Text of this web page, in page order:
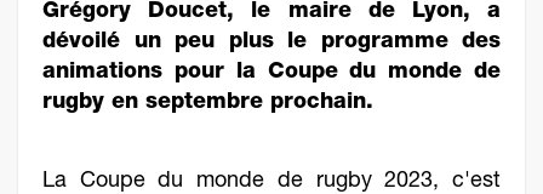
Grégory Doucet, le maire de Lyon, a
dévoilé un peu plus le programme des
animations pour la Coupe du monde de
rugby en septembre prochain.
La Coupe du monde de rugby 2023, c'est